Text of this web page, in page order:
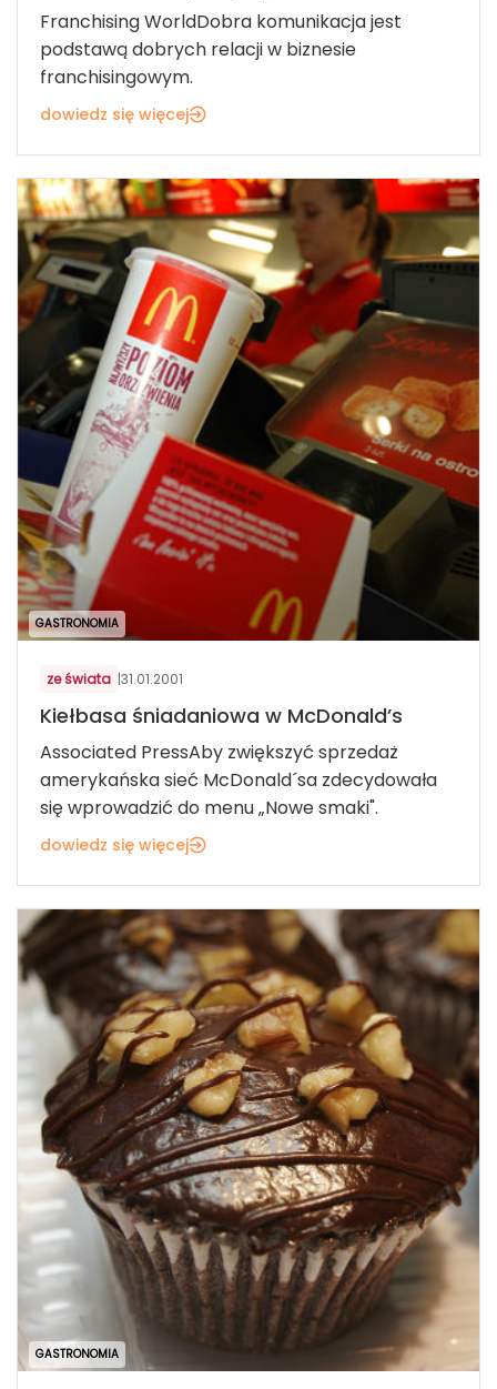
Franchising WorldDobra komunikacja jest
podstawą dobrych relacji w biznesie
franchisingowym.
dowiedz się więcej
GASTRONOMIA
ze świata |31.01.2001
Kiełbasa śniadaniowa w McDonald’s
Associated PressAby zwiększyć sprzedaż
amerykańska sieć McDonald´sa zdecydowała
się wprowadzić do menu „Nowe smaki".
dowiedz się więcej
GASTRONOMIA